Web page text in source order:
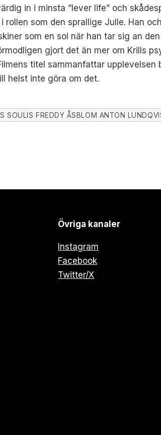
in i minsta ”lever life” och
som den sprallige Julle. Han
som en sol när han tar sig an
gjort det än mer om Krills
titel sammanfattar upplevelsen
helst inte göra om det.
SOULIS FREDDY ÅSBLOM ANTON
Övriga kanaler
Instagram
Facebook
Twitter/X